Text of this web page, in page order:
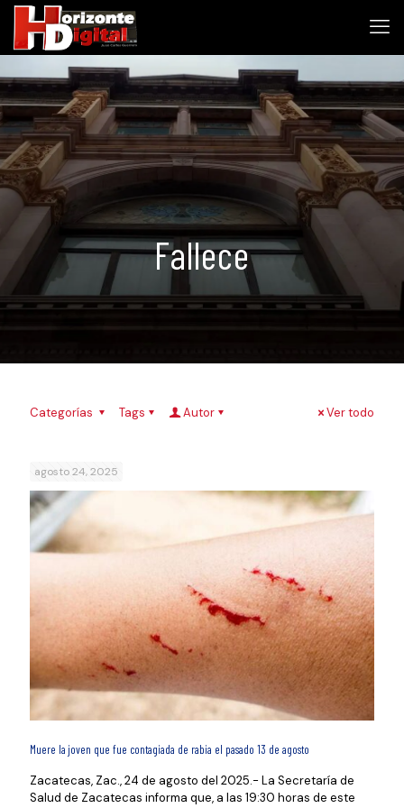
Fallece
Categorías Tags Autor Ver todo
agosto 24, 2025
Muere la joven que fue contagiada de rabia el pasado 13 de agosto
Zacatecas, Zac., 24 de agosto del 2025.- La Secretaría de
Salud de Zacatecas informa que, a las 19:30 horas de este